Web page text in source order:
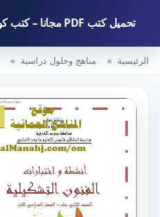
تحميل كتب PDF مجانا – كتب كو
الرئيسية مناهج وحلول دراسية